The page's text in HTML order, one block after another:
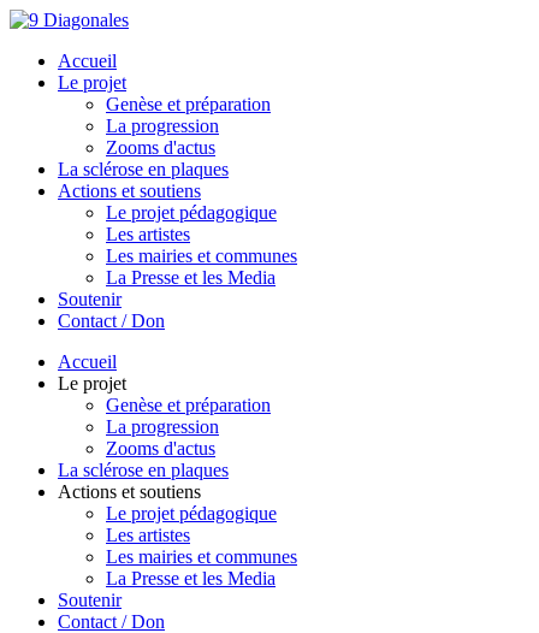
Accueil
Le projet
Genèse et préparation
La progression
Zooms d'actus
La sclérose en plaques
Actions et soutiens
Le projet pédagogique
Les artistes
Les mairies et communes
La Presse et les Media
Soutenir
Contact / Don
Accueil
Le projet
Genèse et préparation
La progression
Zooms d'actus
La sclérose en plaques
Actions et soutiens
Le projet pédagogique
Les artistes
Les mairies et communes
La Presse et les Media
Soutenir
Contact / Don